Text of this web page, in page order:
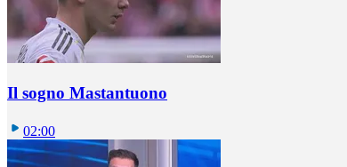
Il sogno Mastantuono
02:00